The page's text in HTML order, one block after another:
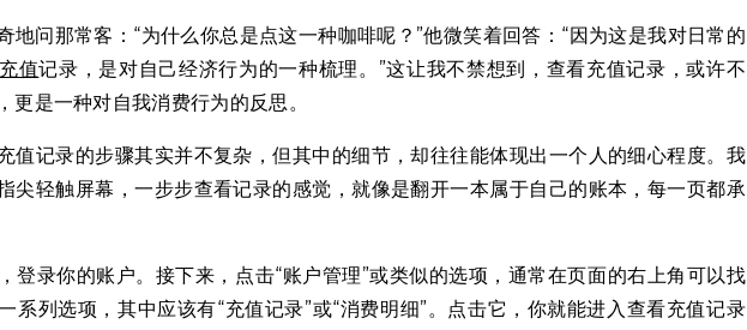
地问那常客：“为什么你总是点这一种咖啡呢？”他微笑着回答：“因为这是我对日常的
充值记录，是对自己经济行为的一种梳理。”这让我不禁想到，查看充值记录，或许不
更是一种对自我消费行为的反思。
值记录的步骤其实并不复杂，但其中的细节，却往往能体现出一个人的细心程度。我
尖轻触屏幕，一步步查看记录的感觉，就像是翻开一本属于自己的账本，每一页都承
登录你的账户。接下来，点击“账户管理”或类似的选项，通常在页面的右上角可以找
系列选项，其中应该有“充值记录”或“消费明细”。点击它，你就能进入查看充值记录